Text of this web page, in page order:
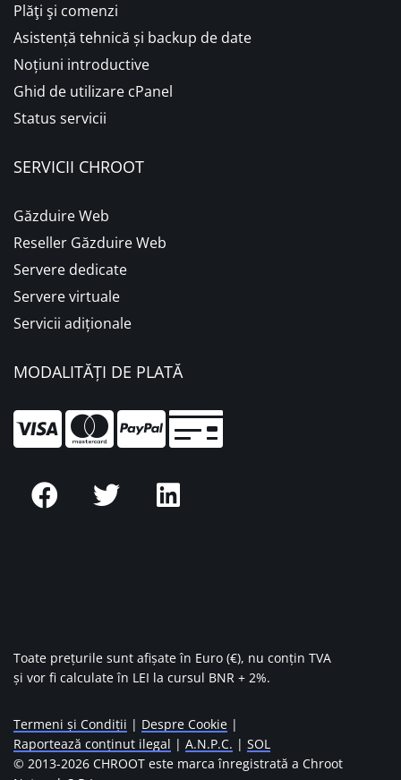
Plăţi şi comenzi
Asistență tehnică și backup de date
Noțiuni introductive
Ghid de utilizare cPanel
Status servicii
SERVICII CHROOT
Găzduire Web
Reseller Găzduire Web
Servere dedicate
Servere virtuale
Servicii adiționale
MODALITĂȚI DE PLATĂ
Toate prețurile sunt afișate în Euro (€), nu conțin TVA
și vor fi calculate în LEI la cursul BNR + 2%.
Termeni și Condiții | Despre Cookie |
Raportează conținut ilegal | A.N.P.C. | SOL
© 2013-2026 CHROOT este marca înregistrată a Chroot